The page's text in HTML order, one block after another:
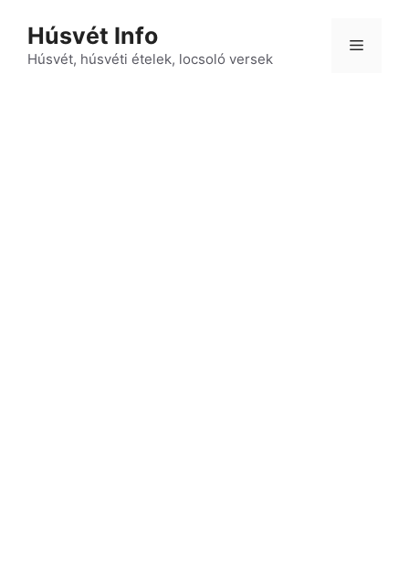
tartalomba
Húsvét Info
Húsvét, húsvéti ételek, locsoló versek
Menü